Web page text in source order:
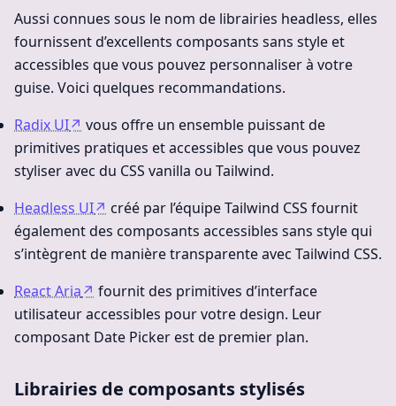
Aussi connues sous le nom de librairies headless, elles
fournissent d’excellents composants sans style et
accessibles que vous pouvez personnaliser à votre
guise. Voici quelques recommandations.
Radix UI↗ vous offre un ensemble puissant de
primitives pratiques et accessibles que vous pouvez
styliser avec du CSS vanilla ou Tailwind.
Headless UI↗ créé par l’équipe Tailwind CSS fournit
également des composants accessibles sans style qui
s’intègrent de manière transparente avec Tailwind CSS.
React Aria↗ fournit des primitives d’interface
utilisateur accessibles pour votre design. Leur
composant Date Picker est de premier plan.
Librairies de composants stylisés